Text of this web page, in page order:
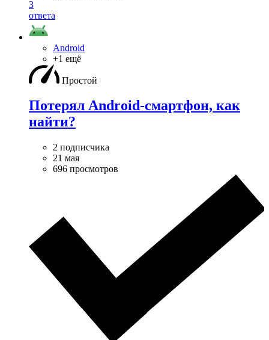
3
ответа
Android
+1 ещё
Простой
Потерял Android-смартфон, как
найти?
2 подписчика
21 мая
696 просмотров